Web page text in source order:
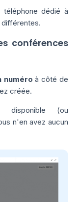
téléphone dédié à
différentes.
conférences
numéro à côté de
créée.
disponible (ou
n'en avez aucun